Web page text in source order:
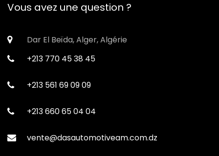
Vous avez une question ?
Dar El Beïda, Alger, Algérie
+213 770 45 38 45
+213 561 69 09 09
+213 660 65 04 04
vente@dasautomotiveam.com.dz